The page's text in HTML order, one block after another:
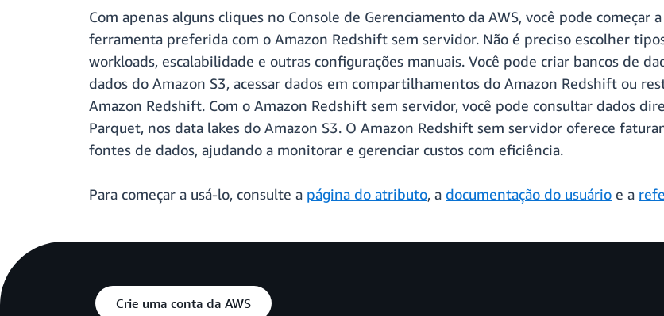
Com apenas alguns cliques no Console de Gerenciamento da AWS, você pode
ferramenta preferida com o Amazon Redshift sem servidor. Não é preciso escolher
workloads, escalabilidade e outras configurações manuais. Você pode criar bancos de
dados do Amazon S3, acessar dados em compartilhamentos do Amazon Redshift ou
Amazon Redshift. Com o Amazon Redshift sem servidor, você pode consultar dados
Parquet, nos data lakes do Amazon S3. O Amazon Redshift sem servidor oferece
fontes de dados, ajudando a monitorar e gerenciar custos com eficiência.
Para começar a usá-lo, consulte a página do atributo, a documentação do usuário e a
Crie uma conta da AWS